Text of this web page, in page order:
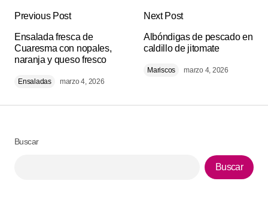
publicada. Los campos obligatorios están
marcados con*
Comment*
Previous Post
Ensalada fresca de
Cuaresma con nopales,
naranja y queso fresco
Ensaladas marzo 4, 2026
Next Post
Albóndigas de pescado en
caldillo de jitomate
Mariscos marzo 4, 2026
Buscar
Buscar